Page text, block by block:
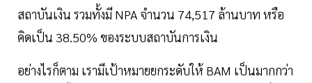
สถาบันเงิน รวมทั้งมี NPA จำนวน 74,517 ล้านบาท หรือ
คิดเป็น 38.50% ของระบบสถาบันการเงิน
อย่างไรก็ตาม เรามีเป้าหมายยกระดับให้ BAM เป็นมากกว่า